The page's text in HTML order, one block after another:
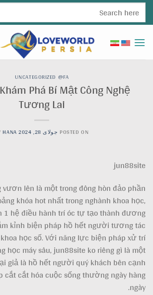
Skipجستجو
برای:
UNCATEGORIZED @FA
Phá Bí Mật Công Nghệ
Tương Lai
POSTED ON جولای 28, 2024 HANA
jun88site
lên là một trong đông hòn đảo phần
khóa hot nhất trong nghành khoa học,
1 hệ điều hành trí óc tự tạo thành đương
kỉnh biện pháp hồ hết người tương tác
học số. Với năng lực biện pháp xử trí
học máy sâu, jun88site ko riêng gì là một
giả là hồ hết người quý khách bên cạnh
cắt cắt hóa cuộc sống thường ngày hàng
ngày.